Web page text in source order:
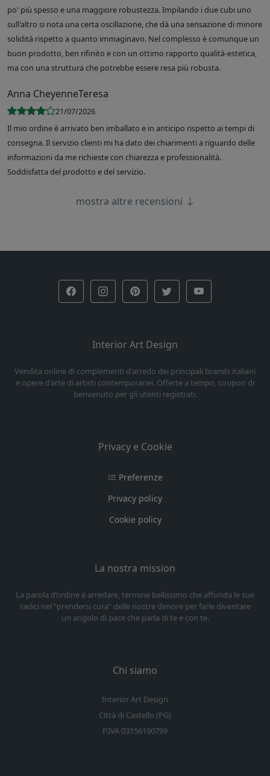
po' più spesso e una maggiore robustezza. Impilando i due cubi uno
sull'altro si nota una certa oscillazione, che dà una sensazione di minore
solidità rispetto a quanto immaginavo. Nel complesso è comunque un
buon prodotto, ben rifinito e con un ottimo rapporto qualità-estetica,
ma con una struttura che potrebbe essere resa più robusta.
Anna CheyenneTeresa
21/07/2026
Il mio ordine è arrivato ben imballato e in anticipo rispetto ai tempi di
consegna. Il servizio clienti mi ha dato dei chiarimenti a riguardo delle
informazioni da me richieste con chiarezza e professionalità.
Soddisfatta del prodotto e del servizio.
mostra altre recensioni
Interior Art Design
Vendita online di complementi d'arredo dei principali brands italiani
e opere d'arte di artisti contemporanei. Offerte a tempo, coupon di
benvenuto per gli utenti registrati.
Privacy e Cookie
Preferenze
Privacy policy
Cookie policy
La nostra mission
La parola d’ordine è arredare, termine bellissimo che affonda le sue
radici nel “prendersi cura” delle nostre dimore per farle diventare
un angolo di pace che parla di te e con te.
Chi siamo
Interior Art Design
Città di Castello (PG)
P.IVA 03156190799